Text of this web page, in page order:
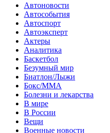
Автоновости
Автособытия
Автоспорт
Автоэксперт
Актеры
Аналитика
Баскетбол
Безумный мир
Биатлон/Лыжи
Бокс/MMA
Болезни и лекарства
В мире
В России
Вещи
Военные новости